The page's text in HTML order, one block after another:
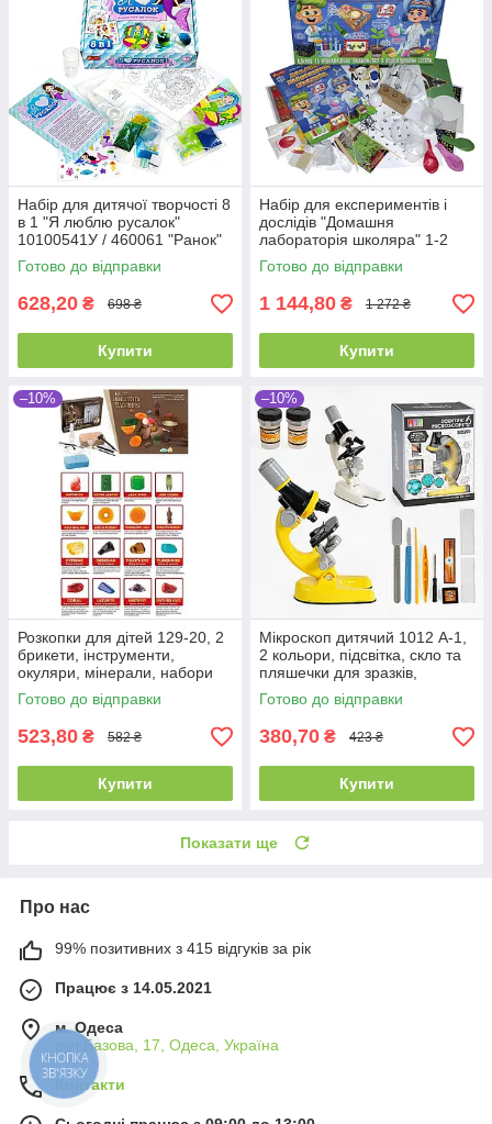
Набір для дитячої творчості 8
в 1 "Я люблю русалок"
10100541У / 460061 "Ранок"
Готово до відправки
628,20 ₴ 698 ₴
Купити
Набір для експериментів і
дослідів "Домашня
лабораторія школяра" 1-2
клас. 12132068/9781У
"РАНОК"
Готово до відправки
1 144,80 ₴ 1 272 ₴
Купити
–10%
Розкопки для дітей 129-20, 2
брикети, інструменти,
окуляри, мінерали, набори
для дитячої творчості
Готово до відправки
523,80 ₴ 582 ₴
Купити
–10%
Мікроскоп дитячий 1012 A-1,
2 кольори, підсвітка, скло та
пляшечки для зразків,
інструменти, інструменти
Готово до відправки
380,70 ₴ 423 ₴
Купити
Показати ще
Про нас
99% позитивних з 415 відгуків за рік
Працює з 14.05.2021
м. Одеса
вул.Базова, 17, Одеса, Україна
Контакти
КНОПКА
ЗВ'ЯЗКУ